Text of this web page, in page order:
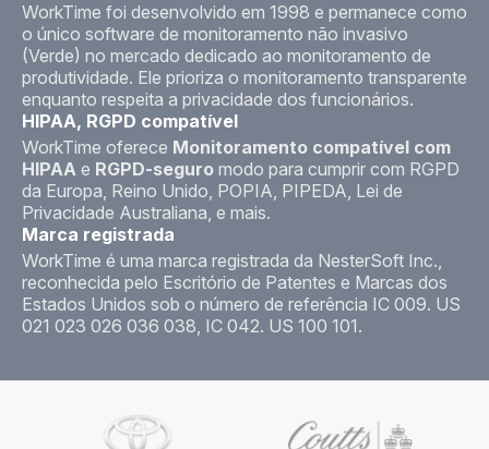
WorkTime foi desenvolvido em 1998 e permanece como
o único software de monitoramento não invasivo
(Verde) no mercado dedicado ao monitoramento de
produtividade. Ele prioriza o monitoramento transparente
enquanto respeita a privacidade dos funcionários.
HIPAA, RGPD compatível
WorkTime oferece Monitoramento compatível com
HIPAA e RGPD-seguro modo para cumprir com RGPD
da Europa, Reino Unido, POPIA, PIPEDA, Lei de
Privacidade Australiana, e mais.
Marca registrada
WorkTime é uma marca registrada da NesterSoft Inc.,
reconhecida pelo Escritório de Patentes e Marcas dos
Estados Unidos sob o número de referência IC 009. US
021 023 026 036 038, IC 042. US 100 101.